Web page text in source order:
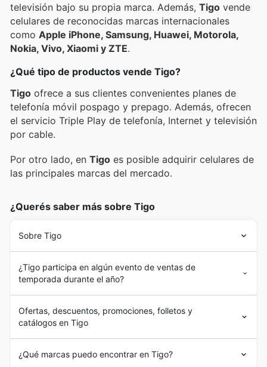
televisión bajo su propia marca. Además, Tigo vende
celulares de reconocidas marcas internacionales
como Apple iPhone, Samsung, Huawei, Motorola,
Nokia, Vivo, Xiaomi y ZTE.
¿Qué tipo de productos vende Tigo?
Tigo ofrece a sus clientes convenientes planes de
telefonía móvil pospago y prepago. Además, ofrecen
el servicio Triple Play de telefonía, Internet y televisión
por cable.
Por otro lado, en Tigo es posible adquirir celulares de
las principales marcas del mercado.
¿Querés saber más sobre Tigo
Sobre Tigo
¿Tigo participa en algún evento de ventas de
temporada durante el año?
Ofertas, descuentos, promociones, folletos y
catálogos en Tigo
¿Qué marcas puedo encontrar en Tigo?